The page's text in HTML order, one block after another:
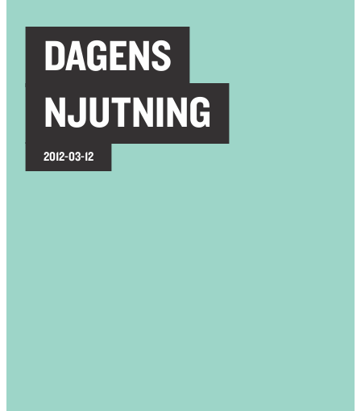
DAGENS
NJUTNING
2012-03-12